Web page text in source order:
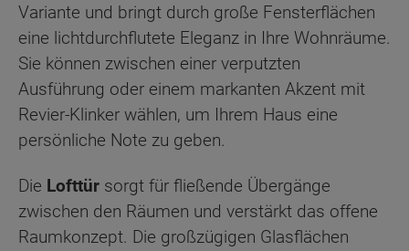
Variante und bringt durch große Fensterflächen
eine lichtdurchflutete Eleganz in Ihre Wohnräume.
Sie können zwischen einer verputzten
Ausführung oder einem markanten Akzent mit
Revier-Klinker wählen, um Ihrem Haus eine
persönliche Note zu geben.
Die Lofttür sorgt für fließende Übergänge
zwischen den Räumen und verstärkt das offene
Raumkonzept. Die großzügigen Glasflächen